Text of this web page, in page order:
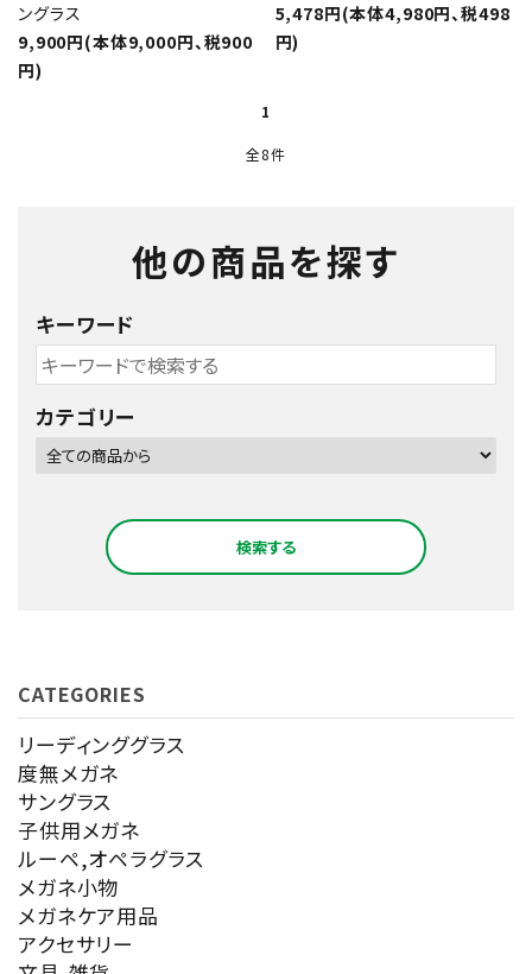
ングラス
9,900円(本体9,000円、税900
円)
5,478円(本体4,980円、税498
円)
1
全8件
他の商品を探す
キーワード
カテゴリー
検索する
キーワード
カテゴリー
CATEGORIES
リーディンググラス
度無メガネ
サングラス
子供用メガネ
ルーペ,オペラグラス
メガネ小物
メガネケア用品
アクセサリー